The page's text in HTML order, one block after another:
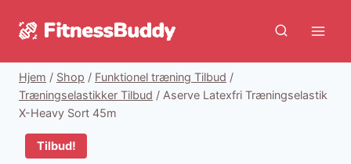
Hjem / Shop / Funktionel træning Tilbud /
Træningselastikker Tilbud / Aserve Latexfri Træningselastik
X-Heavy Sort 45m
Tilbud!